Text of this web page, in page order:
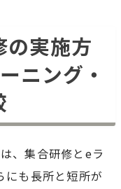
の実施方
ニング・
、集合研修とeラ
にも長所と短所が